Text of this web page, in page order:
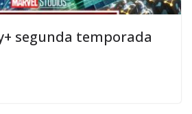
segunda temporada